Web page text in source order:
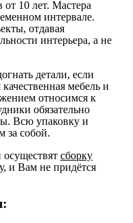
10 лет. Мастера
интервале.
отдавая
интерьера, а не
детали, если
мебель и
относимся к
обязательно
Всю упаковку и
за собой.
сборку
и Вам не придётся